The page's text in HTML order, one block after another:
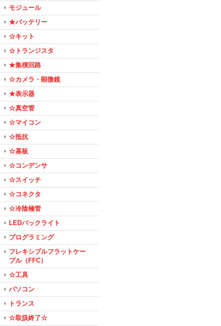
モジュール
★バッテリー
☆キット
☆トランジスタ
★集積回路
☆カメラ・顕微鏡
★表示器
☆真空管
☆マイコン
☆抵抗
☆基板
☆コンデンサ
☆スイッチ
☆コネクタ
☆冷陰極管
LEDバックライト
プログラミング
フレキシブルフラットケー
ブル（FFC）
☆工具
パソコン
トランス
☆取扱終了☆